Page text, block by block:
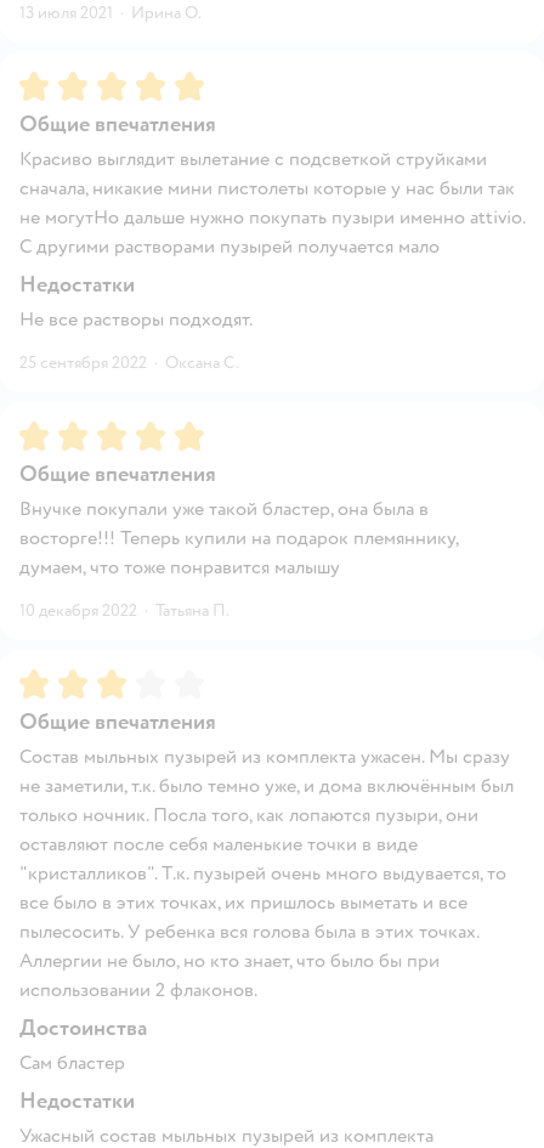
13 июля 2021 · Ирина О.
Рейтинг:5
Общие впечатления
Красиво выглядит вылетание с подсветкой струйками
сначала, никакие мини пистолеты которые у нас были так
не могутНо дальше нужно покупать пузыри именно attivio.
С другими растворами пузырей получается мало
Недостатки
Не все растворы подходят.
25 сентября 2022 · Оксана С.
Рейтинг:5
Общие впечатления
Внучке покупали уже такой бластер, она была в
восторге!!! Теперь купили на подарок племяннику,
думаем, что тоже понравится малышу
10 декабря 2022 · Татьяна П.
Рейтинг:3
Общие впечатления
Состав мыльных пузырей из комплекта ужасен. Мы сразу
не заметили, т.к. было темно уже, и дома включённым был
только ночник. Посла того, как лопаются пузыри, они
оставляют после себя маленькие точки в виде
"кристалликов". Т.к. пузырей очень много выдувается, то
все было в этих точках, их пришлось выметать и все
пылесосить. У ребенка вся голова была в этих точках.
Аллергии не было, но кто знает, что было бы при
использовании 2 флаконов.
Достоинства
Сам бластер
Недостатки
Ужасный состав мыльных пузырей из комплекта